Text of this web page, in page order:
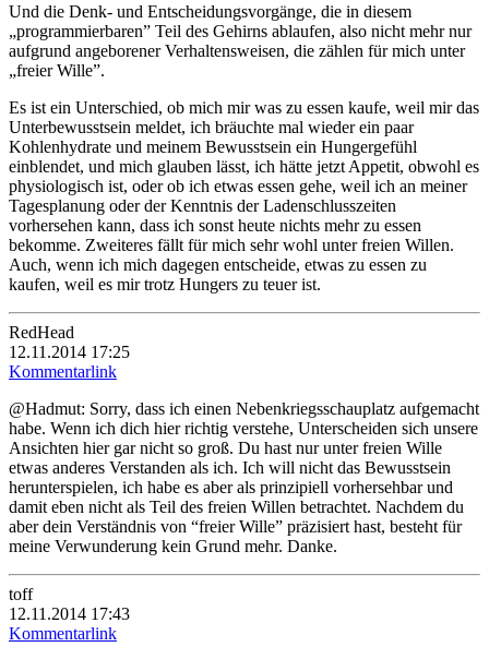
Und die Denk- und Entscheidungsvorgänge, die in diesem
„programmierbaren” Teil des Gehirns ablaufen, also nicht mehr nur
aufgrund angeborener Verhaltensweisen, die zählen für mich unter
„freier Wille”.
Es ist ein Unterschied, ob mich mir was zu essen kaufe, weil mir das
Unterbewusstsein meldet, ich bräuchte mal wieder ein paar
Kohlenhydrate und meinem Bewusstsein ein Hungergefühl
einblendet, und mich glauben lässt, ich hätte jetzt Appetit, obwohl es
physiologisch ist, oder ob ich etwas essen gehe, weil ich an meiner
Tagesplanung oder der Kenntnis der Ladenschlusszeiten
vorhersehen kann, dass ich sonst heute nichts mehr zu essen
bekomme. Zweiteres fällt für mich sehr wohl unter freien Willen.
Auch, wenn ich mich dagegen entscheide, etwas zu essen zu
kaufen, weil es mir trotz Hungers zu teuer ist.
RedHead
12.11.2014 17:25
Kommentarlink
@Hadmut: Sorry, dass ich einen Nebenkriegsschauplatz aufgemacht
habe. Wenn ich dich hier richtig verstehe, Unterscheiden sich unsere
Ansichten hier gar nicht so groß. Du hast nur unter freien Wille
etwas anderes Verstanden als ich. Ich will nicht das Bewusstsein
herunterspielen, ich habe es aber als prinzipiell vorhersehbar und
damit eben nicht als Teil des freien Willen betrachtet. Nachdem du
aber dein Verständnis von “freier Wille” präzisiert hast, besteht für
meine Verwunderung kein Grund mehr. Danke.
toff
12.11.2014 17:43
Kommentarlink